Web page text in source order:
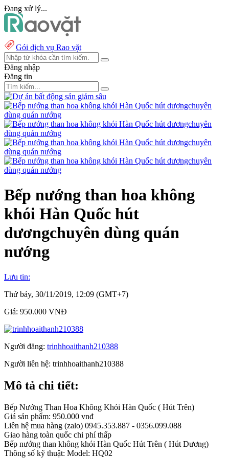
Đang xử lý...
Gói dịch vụ Rao vặt
Đăng nhập
Đăng tin
Bếp nướng than hoa không
khói Hàn Quốc hút
dươngchuyên dùng quán
nướng
Lưu tin:
Thứ bảy, 30/11/2019, 12:09 (GMT+7)
Giá: 950.000 VNĐ
Người đăng: trinhhoaithanh210388
Người liên hệ: trinhhoaithanh210388
Mô tả chi tiết:
Bếp Nướng Than Hoa Không Khói Hàn Quốc ( Hút Trên)
Giá sản phẩm: 950.000 vnđ
Liên hệ mua hàng (zalo) 0945.353.887 - 0356.099.088
Giao hàng toàn quốc chi phí thấp
Bếp nướng than không khói Hàn Quốc Hút Trên ( Hút Dương)
Thông số kỹ thuật: Model: HQ02